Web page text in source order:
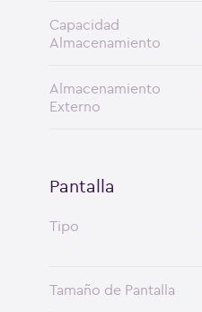
Capacidad
Almacenamiento
Almacenamiento
Externo
Pantalla
Tipo
Tamaño de Pantalla